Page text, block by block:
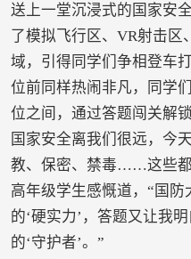
送上一堂沉浸式的国家安
了模拟飞行区、VR射击
域，引得同学们争相登车
位前同样热闹非凡，同学
位之间，通过答题闯关解
国家安全离我们很远，今
教、保密、禁毒……这些
高年级学生感慨道，“国
的‘硬实力’，答题又让我
的‘守护者’。”